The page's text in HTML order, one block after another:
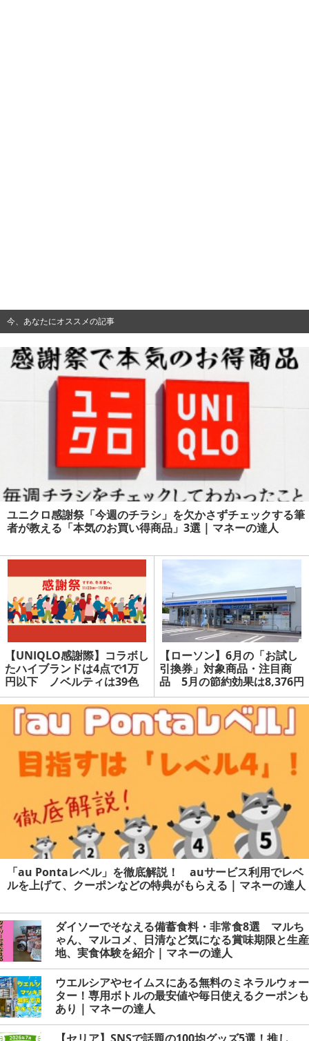
今、あなたにオススメの記事
ユニクロ感謝祭「今週のチラシ」を欠かさずチェックする筆
者が教える「本気のお買い得商品」3選 | マネーの達人
【UNIQLO感謝際】コラボし
たハイブランドは4点で1万
円以下 ノベルティは39色
のマグカップ | マネーの達人
【ローソン】6月の「お試し
引換券」対象商品・注目商
品 5月の節約効果は8,376円
| マネーの達人
「au Pontaレベル」を徹底解説！ auサービス利用でレベ
ルを上げて、クーポンなどの特典がもらえる | マネーの達人
ダイソーでそなえる備蓄食料・非常食8選 マルち
ゃん、マルコメ、日清など気になる賞味期限と生産
地、実食体験を紹介 | マネーの達人
ウエルシアやセイムスにある無料のミネラルウォー
ター！専用ボトルの最安値や毎日使えるクーポンも
あり | マネーの達人
【セリア】SNSで話題の100均グッズ5選！推し